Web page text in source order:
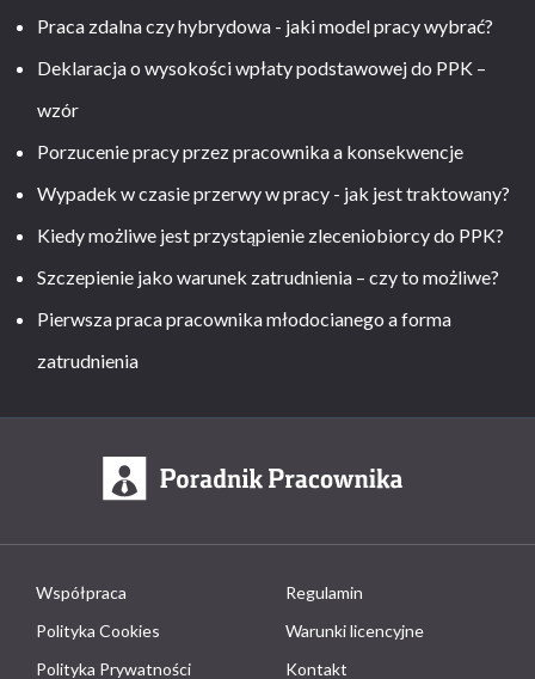
Praca zdalna czy hybrydowa - jaki model pracy wybrać?
Deklaracja o wysokości wpłaty podstawowej do PPK –
wzór
Porzucenie pracy przez pracownika a konsekwencje
Wypadek w czasie przerwy w pracy - jak jest traktowany?
Kiedy możliwe jest przystąpienie zleceniobiorcy do PPK?
Szczepienie jako warunek zatrudnienia – czy to możliwe?
Pierwsza praca pracownika młodocianego a forma
zatrudnienia
Współpraca
Regulamin
Polityka Cookies
Warunki licencyjne
Polityka Prywatności
Kontakt